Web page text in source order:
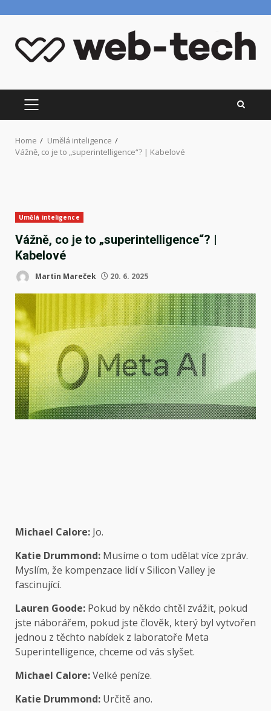
content
PRIMARY
MENU
Home
Umělá inteligence
Vážně, co je to „superintelligence“? | Kabelové
Umělá inteligence
Vážně, co je to „superintelligence“? |
Kabelové
Martin Mareček 20. 6. 2025
Michael Calore: Jo.
Katie Drummond: Musíme o tom udělat více zpráv.
Myslím, že kompenzace lidí v Silicon Valley je
fascinující.
Lauren Goode: Pokud by někdo chtěl zvážit, pokud
jste náborářem, pokud jste člověk, který byl vytvořen
jednou z těchto nabídek z laboratoře Meta
Superintelligence, chceme od vás slyšet.
Michael Calore:Velké peníze.
Katie Drummond: Určitě ano.